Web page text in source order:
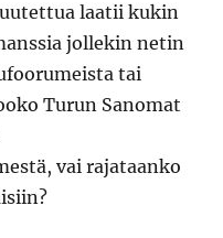
laatii kukin
jollekin netin
tai
Turun Sanomat
vai rajataanko